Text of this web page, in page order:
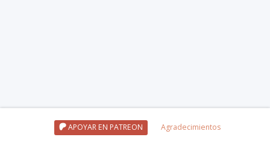
APOYAR EN PATREON Agradecimientos